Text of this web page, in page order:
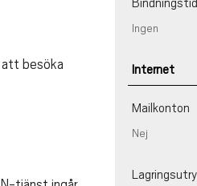
besöka
Bindningstid
Ingen
Internet
Mailkonton
Nej